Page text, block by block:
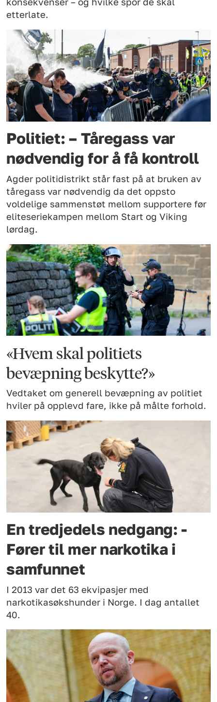
etterlate.
Politiet: – Tåregass var
nødvendig for å få kontroll
Agder politidistrikt står fast på at bruken av
tåregass var nødvendig da det oppsto
voldelige sammenstøt mellom supportere før
eliteseriekampen mellom Start og Viking
lørdag.
«Hvem skal politiets
bevæpning beskytte?»
Vedtaket om generell bevæpning av politiet
hviler på opplevd fare, ikke på målte forhold.
En tredjedels nedgang: -
Fører til mer narkotika i
samfunnet
I 2013 var det 63 ekvipasjer med
narkotikasøkshunder i Norge. I dag antallet
40.